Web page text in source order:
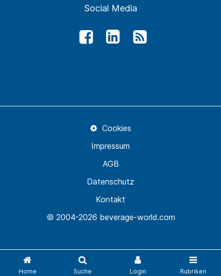
Home Suche Login Rubriken
Social Media
© 2004-2026 beverage-world.com
Kontakt
Datenschutz
AGB
Impressum
Cookies